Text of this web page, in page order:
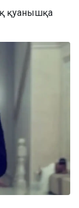
қуанышқа